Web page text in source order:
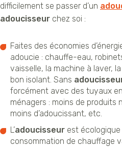
difficilement se passer d’un
adoucisseur chez soi :
Faites des économies
adoucie : chauffe-eau,
vaisselle, la machine à laver,
bon isolant. Sans
forcément avec des tuyaux
ménagers : moins de
moins d’adoucissant, etc.
L’adoucisseur est
consommation de chauffage